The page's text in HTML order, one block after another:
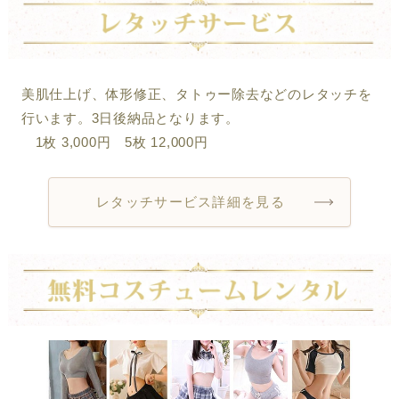
美肌仕上げ、体形修正、タトゥー除去などのレタッチを
行います。3日後納品となります。
1枚 3,000円 5枚 12,000円
レタッチサービス詳細を見る